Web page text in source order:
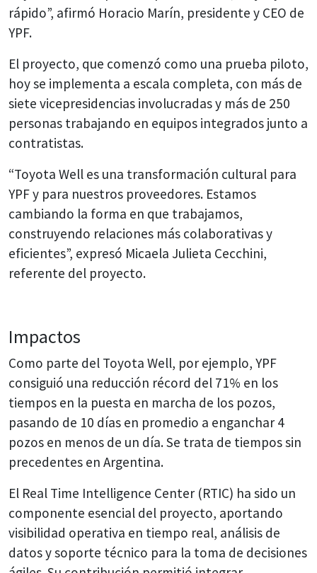
rápido”, afirmó Horacio Marín, presidente y CEO de
YPF.
El proyecto, que comenzó como una prueba piloto,
hoy se implementa a escala completa, con más de
siete vicepresidencias involucradas y más de 250
personas trabajando en equipos integrados junto a
contratistas.
“Toyota Well es una transformación cultural para
YPF y para nuestros proveedores. Estamos
cambiando la forma en que trabajamos,
construyendo relaciones más colaborativas y
eficientes”, expresó Micaela Julieta Cecchini,
referente del proyecto.
Impactos
Como parte del Toyota Well, por ejemplo, YPF
consiguió una reducción récord del 71% en los
tiempos en la puesta en marcha de los pozos,
pasando de 10 días en promedio a enganchar 4
pozos en menos de un día. Se trata de tiempos sin
precedentes en Argentina.
El Real Time Intelligence Center (RTIC) ha sido un
componente esencial del proyecto, aportando
visibilidad operativa en tiempo real, análisis de
datos y soporte técnico para la toma de decisiones